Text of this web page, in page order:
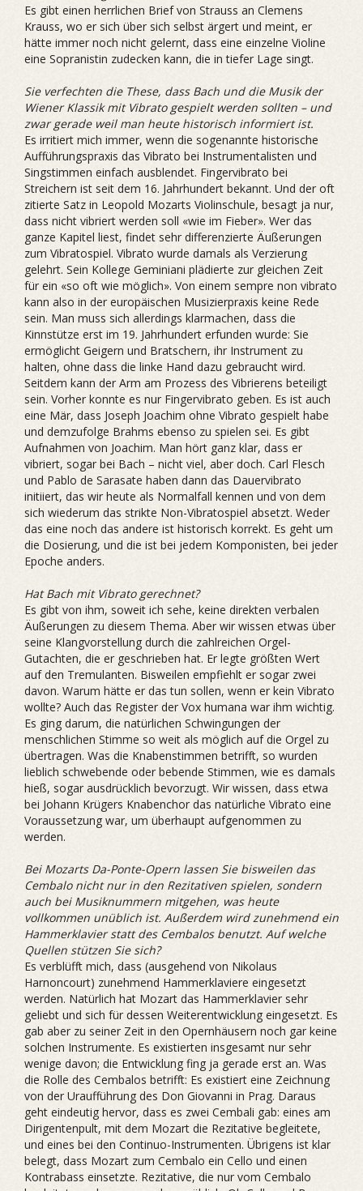
Es gibt einen herrlichen Brief von Strauss an Clemens
Krauss, wo er sich über sich selbst ärgert und meint, er
hätte immer noch nicht gelernt, dass eine einzelne Violine
eine Sopranistin zudecken kann, die in tiefer Lage singt.
Sie verfechten die These, dass Bach und die Musik der
Wiener Klassik mit Vibrato gespielt werden sollten – und
zwar gerade weil man heute historisch informiert ist.
Es irritiert mich immer, wenn die sogenannte historische
Aufführungspraxis das Vibrato bei Instrumentalisten und
Singstimmen einfach ausblendet. Fingervibrato bei
Streichern ist seit dem 16. Jahrhundert bekannt. Und der oft
zitierte Satz in Leopold Mozarts Violinschule, besagt ja nur,
dass nicht vibriert werden soll «wie im Fieber». Wer das
ganze Kapitel liest, findet sehr differenzierte Äußerungen
zum Vibratospiel. Vibrato wurde damals als Verzierung
gelehrt. Sein Kollege Geminiani plädierte zur gleichen Zeit
für ein «so oft wie möglich». Von einem sempre non vibrato
kann also in der europäischen Musizierpraxis keine Rede
sein. Man muss sich allerdings klarmachen, dass die
Kinnstütze erst im 19. Jahrhundert erfunden wurde: Sie
ermöglicht Geigern und Bratschern, ihr Instrument zu
halten, ohne dass die linke Hand dazu gebraucht wird.
Seitdem kann der Arm am Prozess des Vibrierens beteiligt
sein. Vorher konnte es nur Fingervibrato geben. Es ist auch
eine Mär, dass Joseph Joachim ohne Vibrato gespielt habe
und demzufolge Brahms ebenso zu spielen sei. Es gibt
Aufnahmen von Joachim. Man hört ganz klar, dass er
vibriert, sogar bei Bach – nicht viel, aber doch. Carl Flesch
und Pablo de Sarasate ­haben dann das Dauervibrato
initiiert, das wir heute als Normalfall kennen und von dem
sich wiederum das strikte Non-Vibratospiel absetzt. Weder
das eine noch das andere ist historisch korrekt. Es geht um
die Dosierung, und die ist bei jedem Komponisten, bei jeder
Epoche anders.
Hat Bach mit Vibrato gerechnet?
Es gibt von ihm, soweit ich sehe, keine direkten verbalen
Äußerungen zu diesem Thema. Aber wir wissen etwas über
seine Klangvorstellung durch die zahlreichen Orgel-
Gutachten, die er geschrieben hat. Er legte größten Wert
auf den Tremulanten. Bisweilen empfiehlt er sogar zwei
davon. Warum hätte er das tun sollen, wenn er kein Vibrato
wollte? Auch das Register der Vox ­humana war ihm wichtig.
Es ging darum, die natürlichen Schwingungen der
menschlichen Stimme so weit als möglich auf die Orgel zu
übertragen. Was die Knabenstimmen betrifft, so wurden
lieblich schwebende oder bebende Stimmen, wie es damals
hieß, sogar ausdrücklich bevorzugt. Wir wissen, dass etwa
bei Johann Krügers Knabenchor das natürliche Vibrato eine
Voraussetzung war, um überhaupt aufgenommen zu
werden.
Bei Mozarts Da-Ponte-Opern lassen Sie bisweilen das
Cembalo nicht nur in den Rezitativen spielen, sondern
auch bei Musiknummern mitgehen, was heute
vollkommen unüblich ist. Außerdem wird zunehmend ein
Hammerklavier statt des Cembalos benutzt. Auf welche
Quellen stützen Sie sich?
Es verblüfft mich, dass (ausgehend von Nikolaus
Harnoncourt) zunehmend Hammerklaviere eingesetzt
werden. Natürlich hat Mozart das Hammerklavier sehr
geliebt und sich für dessen Weiterentwicklung eingesetzt. Es
gab aber zu seiner Zeit in den Opernhäusern noch gar keine
solchen Instrumente. Es existierten insgesamt nur sehr
wenige davon; die Entwicklung fing ja gerade erst an. Was
die Rolle des Cembalos betrifft: Es existiert eine Zeichnung
von der Uraufführung des Don Giovanni in Prag. Daraus
geht eindeutig hervor, dass es zwei Cembali gab: eines am
Dirigentenpult, mit dem Mozart die Rezitative begleitete,
und eines bei den Continuo-Instrumenten. Übrigens ist klar
belegt, dass Mozart zum Cembalo ein Cello und einen
Kontrabass einsetzte. Rezitative, die nur vom Cembalo